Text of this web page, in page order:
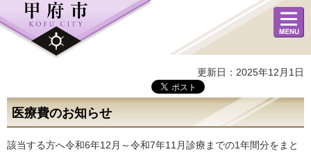
メニュ
ー
更新日：2025年12月1日
医療費のお知らせ
該当する方へ令和6年12月～令和7年11月診療までの1年間分をまと